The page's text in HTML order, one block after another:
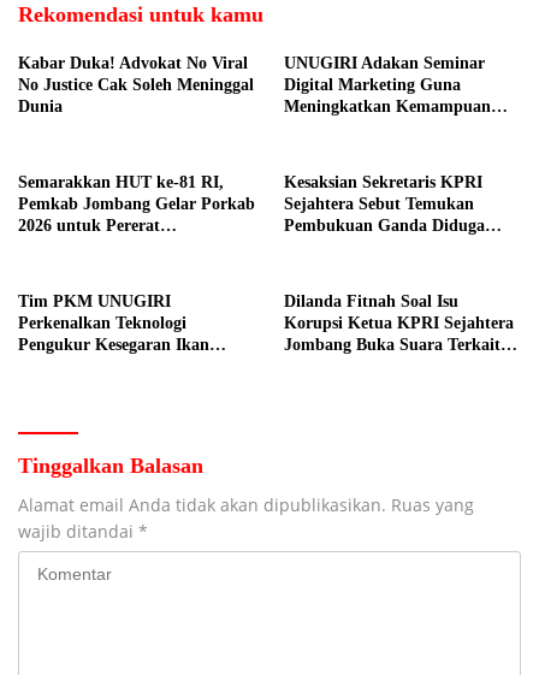
Rekomendasi untuk kamu
Kabar Duka! Advokat No Viral
No Justice Cak Soleh Meninggal
Dunia
UNUGIRI Adakan Seminar
Digital Marketing Guna
Meningkatkan Kemampuan
Semarakkan HUT ke-81 RI,
Pemkab Jombang Gelar Porkab
2026 untuk Pererat
Kesaksian Sekretaris KPRI
Sejahtera Sebut Temukan
Pembukuan Ganda Diduga
Tim PKM UNUGIRI
Perkenalkan Teknologi
Pengukur Kesegaran Ikan
Dilanda Fitnah Soal Isu
Korupsi Ketua KPRI Sejahtera
Jombang Buka Suara Terkait
Tinggalkan Balasan
Alamat email Anda tidak akan dipublikasikan. Ruas yang
wajib ditandai *